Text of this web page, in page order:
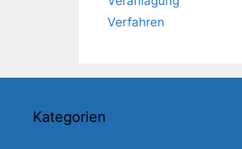
Verfahren
Kategorien